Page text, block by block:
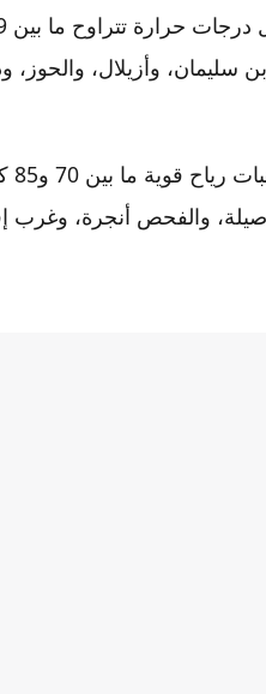
وأزيلال، والحوز،
والفحص أنجرة، وغرب